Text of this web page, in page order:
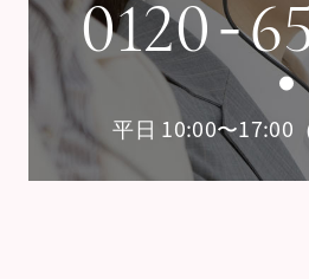
0120
平日 10:00〜17:00